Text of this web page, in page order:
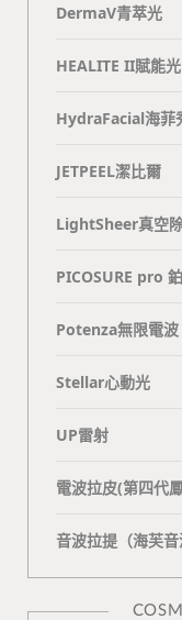
DermaV青萃光
HEALITE II賦能光
HydraFacial海菲
JETPEEL潔比爾
LightSheer真空
PICOSURE pro
Potenza無限電波
Stellar心動光
UP雷射
電波拉皮(第四代
⾳波拉提（海芙⾳